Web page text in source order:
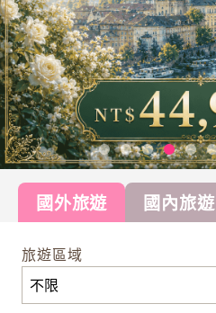
國外旅遊 國內旅遊
旅遊區域